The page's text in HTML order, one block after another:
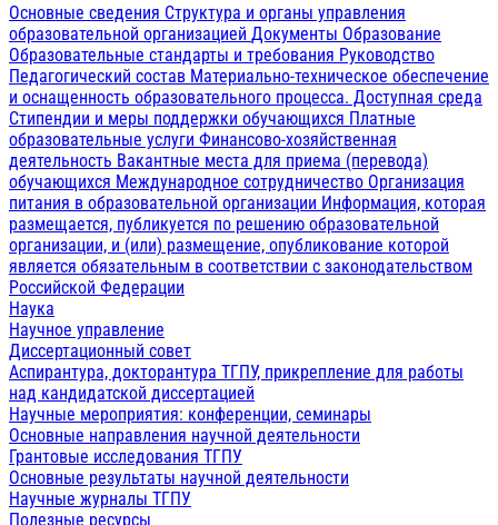
Основные сведения Структура и органы управления
образовательной организацией Документы Образование
Образовательные стандарты и требования Руководство
Педагогический состав Материально-техническое обеспечение
и оснащенность образовательного процесса. Доступная среда
Стипендии и меры поддержки обучающихся Платные
образовательные услуги Финансово-хозяйственная
деятельность Вакантные места для приема (перевода)
обучающихся Международное сотрудничество Организация
питания в образовательной организации Информация, которая
размещается, публикуется по решению образовательной
организации, и (или) размещение, опубликование которой
является обязательным в соответствии с законодательством
Российской Федерации
Наука
Научное управление
Диссертационный совет
Аспирантура, докторантура ТГПУ, прикрепление для работы
над кандидатской диссертацией
Научные мероприятия: конференции, семинары
Основные направления научной деятельности
Грантовые исследования ТГПУ
Основные результаты научной деятельности
Научные журналы ТГПУ
Полезные ресурсы